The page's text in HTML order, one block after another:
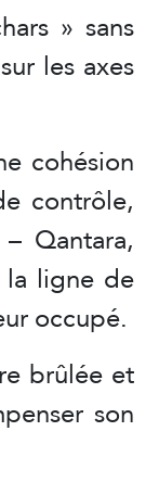
» sans
les axes
cohésion
contrôle,
Qantara,
la ligne de
occupé.
brûlée et
son